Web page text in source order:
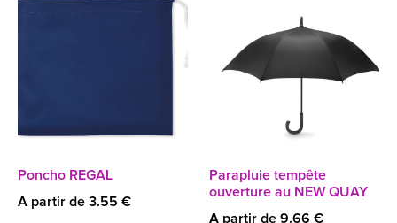
Poncho REGAL
A partir de 3.55 €
Parapluie tempête
ouverture au NEW QUAY
A partir de 9.66 €